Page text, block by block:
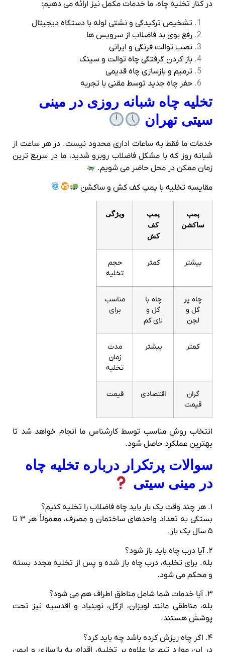
در کنار تخلیه چاه، ما خدمات مکمل نیز ارائه می‌ دهیم:
تشخیص ترکیدگی و نشتی لوله با دستگاه دیجیتال
رفع بوی بد فاضلاب از سرویس‌ ها
نصب توالت فرنگی و ایرانی
باز کردن گرفتگی چاه توالت و سینک
ترمیم و بازسازی چاه قدیمی
حفر چاه جدید توسط مقنی با تجربه
تخلیه چاه شبانه‌ روزی در مینی
سیتی تهران
خدمات ما فقط به ساعات اداری محدود نیست. در هر ساعت از
شبانه‌ روز که با مشکل فاضلاب روبرو شدید، ما در سریع‌ ترین
زمان ممکن در محل حاضر می‌ شویم.
مقایسه تخلیه با پمپ کف‌ کش و ساکشن
پمپ
ساکشن
پمپ
کف
کش
ویژگی
بیشتر کمتر
حجم
تخلیه
چاه پر
گل و
لجن
چاه با
گل و
لای کم
مناسب
برای
کمتر بیشتر
مدت
زمان
تخلیه
گران
قیمت
اقتصادی قیمت
انتخاب روش مناسب توسط کارشناس ما انجام خواهد شد تا
بهترین عملکرد حاصل شود.
سوالات پرتکرار درباره تخلیه چاه
در مینی سیتی
۱. هر چند وقت یک بار باید چاه فاضلاب را تخلیه کنیم؟
بستگی به تعداد واحدهای ساختمان و مصرف، معمولاً هر ۳ تا
۵ سال یک بار.
۲. آیا درب چاه باید باز شود؟
بله. برای تخلیه، درب چاه باز شده و پس از تخلیه مجدد بسته
و محکم می‌ شود.
۳. آیا خدمات شما شامل مناطق اطراف هم می‌ شود؟
بله، مناطقی مانند لویزان، ازگل، نوبنیاد و اقدسیه نیز تحت
پوشش هستند.
۴. اگر چاه ریزش کرده باشد چه باید کرد؟
در این موارد تیم ما علاوه بر تخلیه، اقدام به بازسازی و ایمن‌